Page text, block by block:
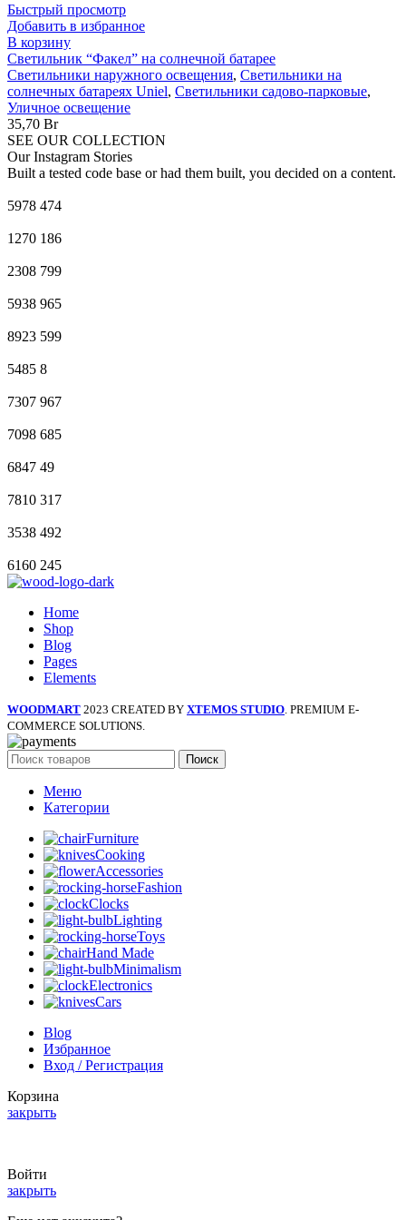
Быстрый просмотр
Добавить в избранное
В корзину
Светильник “Факел” на солнечной батарее
Светильники наружного освещения, Светильники на
солнечных батареях Uniel, Светильники садово-парковые,
Уличное освещение
35,70 Br
SEE OUR COLLECTION
Our Instagram Stories
Built a tested code base or had them built, you decided on a content.
5978 474
1270 186
2308 799
5938 965
8923 599
5485 8
7307 967
7098 685
6847 49
7810 317
3538 492
6160 245
Home
Shop
Blog
Pages
Elements
WOODMART 2023 CREATED BY XTEMOS STUDIO . PREMIUM E-
COMMERCE SOLUTIONS.
Поиск
Меню
Категории
Furniture
Cooking
Accessories
Fashion
Clocks
Lighting
Toys
Hand Made
Minimalism
Electronics
Cars
Blog
Избранное
Вход / Регистрация
Корзина
закрыть
Войти
закрыть